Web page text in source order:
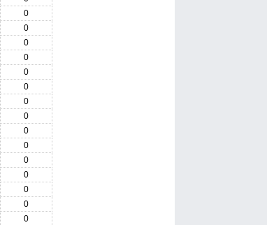
0
0
0
0
0
0
0
0
0
0
0
0
0
0
0